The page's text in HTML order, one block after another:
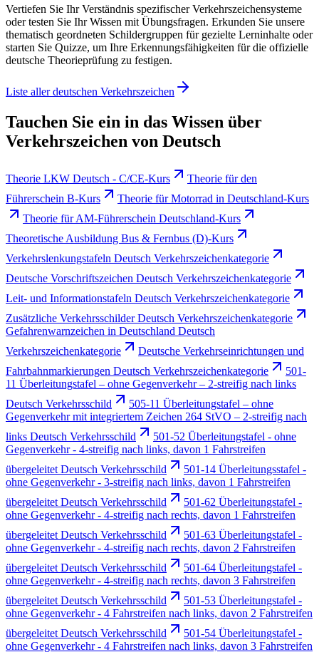
Vertiefen Sie Ihr Verständnis spezifischer Verkehrszeichensysteme
oder testen Sie Ihr Wissen mit Übungsfragen. Erkunden Sie unsere
thematisch geordneten Schildergruppen für gezielte Lerninhalte oder
starten Sie Quizze, um Ihre Erkennungsfähigkeiten für die offizielle
deutsche Theorieprüfung zu festigen.
Liste aller deutschen Verkehrszeichen
Tauchen Sie ein in das Wissen über
Verkehrszeichen von Deutsch
Theorie LKW Deutsch - C/CE-Kurs
Theorie für den
Führerschein B-Kurs
Theorie für Motorrad in Deutschland-Kurs
Theorie für AM-Führerschein Deutschland-Kurs
Theoretische Ausbildung Bus & Fernbus (D)-Kurs
Verkehrslenkungstafeln Deutsch Verkehrszeichenkategorie
Deutsche Vorschriftszeichen Deutsch Verkehrszeichenkategorie
Leit- und Informationstafeln Deutsch Verkehrszeichenkategorie
Zusätzliche Verkehrsschilder Deutsch Verkehrszeichenkategorie
Gefahrenwarnzeichen in Deutschland Deutsch
Verkehrszeichenkategorie
Deutsche Verkehrseinrichtungen und
Fahrbahnmarkierungen Deutsch Verkehrszeichenkategorie
501-
11 Überleitungstafel – ohne Gegenverkehr – 2-streifig nach links
Deutsch Verkehrsschild
505-11 Überleitungstafel – ohne
Gegenverkehr mit integriertem Zeichen 264 StVO – 2-streifig nach
links Deutsch Verkehrsschild
501-52 Überleitungstafel - ohne
Gegenverkehr - 4-streifig nach links, davon 1 Fahrstreifen
übergeleitet Deutsch Verkehrsschild
501-14 Überleitungsstafel -
ohne Gegenverkehr - 3-streifig nach links, davon 1 Fahrstreifen
übergeleitet Deutsch Verkehrsschild
501-62 Überleitungstafel -
ohne Gegenverkehr - 4-streifig nach rechts, davon 1 Fahrstreifen
übergeleitet Deutsch Verkehrsschild
501-63 Überleitungstafel -
ohne Gegenverkehr - 4-streifig nach rechts, davon 2 Fahrstreifen
übergeleitet Deutsch Verkehrsschild
501-64 Überleitungstafel -
ohne Gegenverkehr - 4-streifig nach rechts, davon 3 Fahrstreifen
übergeleitet Deutsch Verkehrsschild
501-53 Überleitungstafel -
ohne Gegenverkehr - 4 Fahrstreifen nach links, davon 2 Fahrstreifen
übergeleitet Deutsch Verkehrsschild
501-54 Überleitungstafel -
ohne Gegenverkehr - 4 Fahrstreifen nach links, davon 3 Fahrstreifen